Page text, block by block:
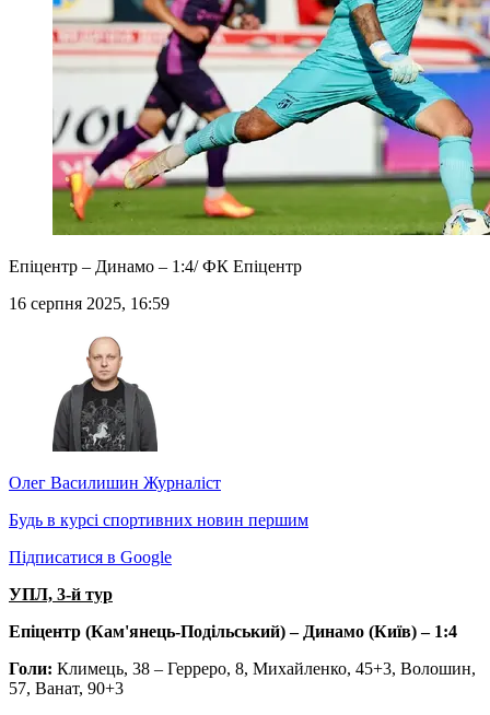
Епіцентр – Динамо – 1:4/ ФК Епіцентр
16 серпня 2025, 16:59
Олег Василишин Журналіст
Будь в курсі спортивних новин першим
Підписатися в Google
УПЛ, 3-й тур
Епіцентр (Кам'янець-Подільський) – Динамо (Київ) – 1:4
Голи: Климець, 38 – Герреро, 8, Михайленко, 45+3, Волошин,
57, Ванат, 90+3